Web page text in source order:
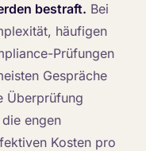
bestraft. Bei
häufigen
Prüfungen
Gespräche
Überprüfung
engen
Kosten pro